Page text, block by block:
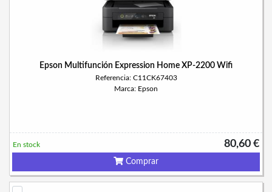
Epson Multifunción Expression Home XP-2200 Wifi
Referencia: C11CK67403
Marca: Epson
80,60 €
En stock
Comprar